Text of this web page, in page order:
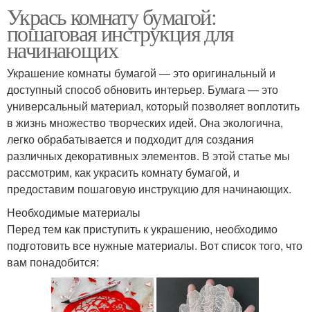
Укрась комнату бумагой:
пошаговая инструкция для
начинающих
Украшение комнаты бумагой — это оригинальный и
доступный способ обновить интерьер. Бумага — это
универсальный материал, который позволяет воплотить
в жизнь множество творческих идей. Она экологична,
легко обрабатывается и подходит для создания
различных декоративных элементов. В этой статье мы
рассмотрим, как украсить комнату бумагой, и
предоставим пошаговую инструкцию для начинающих.
Необходимые материалы
Перед тем как приступить к украшению, необходимо
подготовить все нужные материалы. Вот список того, что
вам понадобится: